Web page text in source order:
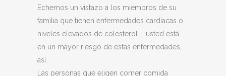
Echemos un vistazo a los miembros de su
familia que tienen enfermedades cardíacas o
niveles elevados de colesterol – usted está
en un mayor riesgo de estas enfermedades,
así.
Las personas que eligen comer comida